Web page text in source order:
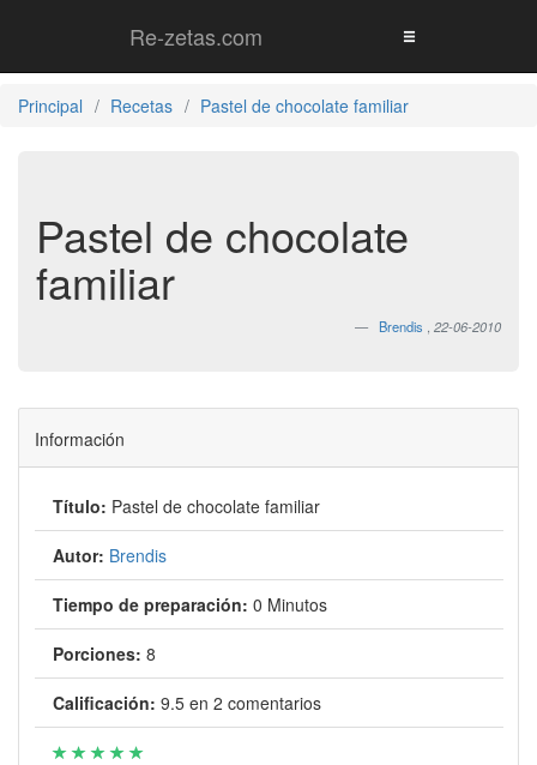
Re-zetas.com
Principal Recetas Pastel de chocolate familiar
Pastel de chocolate
familiar
Brendis 22-06-2010
Información
Título: Pastel de chocolate familiar
Autor: Brendis
Tiempo de preparación: 0 Minutos
Porciones: 8
Calificación: 9.5 en 2 comentarios